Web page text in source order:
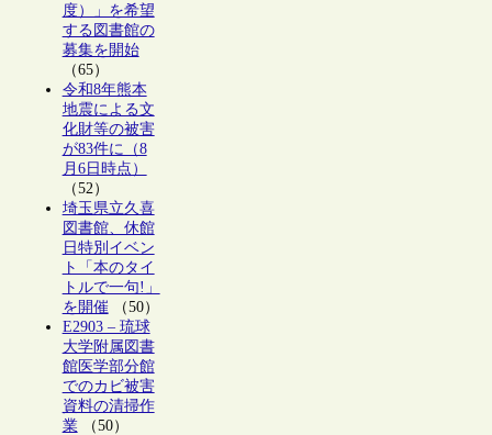
度）」を希望
する図書館の
募集を開始
（65）
令和8年熊本
地震による文
化財等の被害
が83件に（8
月6日時点）
（52）
埼玉県立久喜
図書館、休館
日特別イベン
ト「本のタイ
トルで一句!」
を開催（50）
E2903 – 琉球
大学附属図書
館医学部分館
でのカビ被害
資料の清掃作
業（50）